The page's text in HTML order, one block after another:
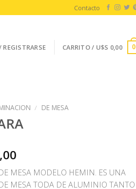
Contacto
REGISTRARSE CARRITO / U$S 0,00 0
/ DE MESA
MESA MODELO HEMIN. ES UNA
MESA TODA DE ALUMINIO TANTO